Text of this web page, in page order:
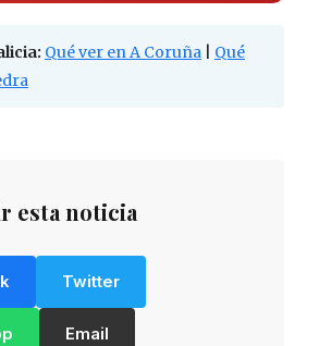
Qué ver en A Coruña
Qué
esta noticia
Twitter
Email